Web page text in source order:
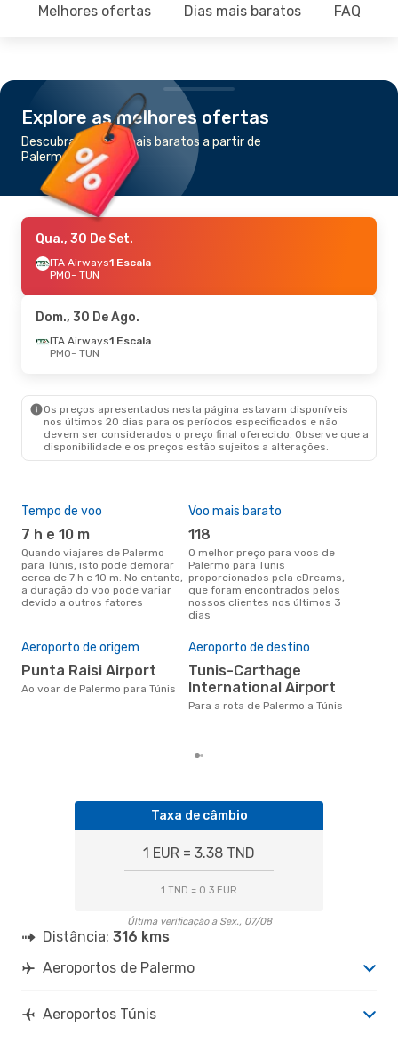
Melhores ofertas Dias mais baratos FAQ
Explore as melhores ofertas
Descubra os voos mais baratos a partir de
Palermo para Túnis
Qua., 30 De Set.
ITA Airways1 Escala
PMO- TUN
Dom., 30 De Ago.
ITA Airways1 Escala
PMO- TUN
Os preços apresentados nesta página estavam disponíveis
nos últimos 20 dias para os períodos especificados e não
devem ser considerados o preço final oferecido. Observe que a
disponibilidade e os preços estão sujeitos a alterações.
Tempo de voo
7 h e 10 m
Quando viajares de Palermo
para Túnis, isto pode demorar
cerca de 7 h e 10 m. No entanto,
a duração do voo pode variar
devido a outros fatores
Voo mais barato
118
O melhor preço para voos de
Palermo para Túnis
proporcionados pela eDreams,
que foram encontrados pelos
nossos clientes nos últimos 3
dias
Aeroporto de origem
Punta Raisi Airport
Ao voar de Palermo para Túnis
Aeroporto de destino
Tunis-Carthage
International Airport
Para a rota de Palermo a Túnis
Taxa de câmbio
1 EUR = 3.38 TND
1 TND = 0.3 EUR
Última verificação a Sex., 07/08
Distância: 316 kms
Aeroportos de Palermo
Aeroportos Túnis